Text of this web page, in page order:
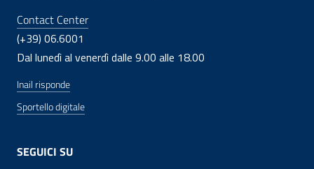
Contact Center
(+39) 06.6001
Dal lunedì al venerdì dalle 9.00 alle 18.00
Inail risponde
Sportello digitale
SEGUICI SU